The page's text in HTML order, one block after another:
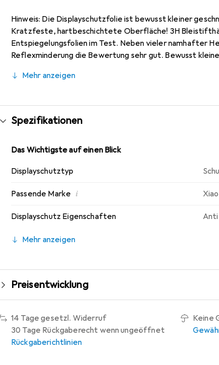
Hinweis: Die Displayschutzfolie ist bewusst kleiner
Kratzfeste, hartbeschichtete Oberfläche! 3H
Entspiegelungsfolien im Test. Neben vieler namhafter
Reflexminderung die Bewertung sehr gut. Bewusst
blasenfreie Montage bei gereinigtem Display! Die
Displayschutzfolie bietet ein angenehmes Bediengefühl
Mehr anzeigen
Spezifikationen
Das Wichtigste auf einen Blick
Displayschutztyp
Passende Marke i
Displayschutz Eigenschaften
Mehr anzeigen
Preisentwicklung
14 Tage gesetzl. Widerruf
30 Tage Rückgaberecht wenn ungeöffnet
Rückgaberichtlinien
Keine